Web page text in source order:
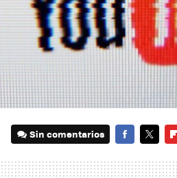
Sin comentarios